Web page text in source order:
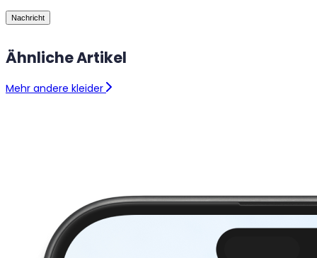
Ähnliche Artikel
Mehr andere kleider
Nachricht